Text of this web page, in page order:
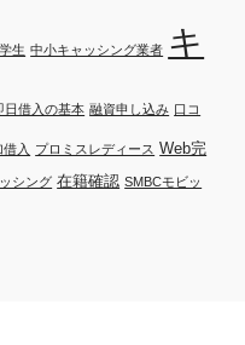
学生 中小キャッシング業者 キ
日借入の基本 融資申し込み 口コ
借入 プロミスレディース Web完
シング 在籍確認 SMBCモビッ